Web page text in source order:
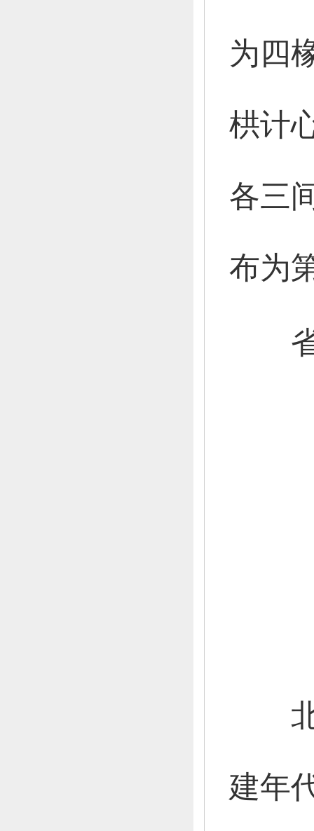
为四
栱计
各三
布为
省
北
建年